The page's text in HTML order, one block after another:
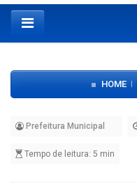
HOME
Prefeitura Municipal
Tempo de leitura: 5 min